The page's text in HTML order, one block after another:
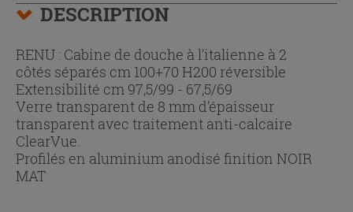
DESCRIPTION
RENU : Cabine de douche à l’italienne à 2
côtés séparés cm 100+70 H200 réversible
Extensibilité cm 97,5/99 - 67,5/69
Verre transparent de 8 mm d’épaisseur
transparent avec traitement anti-calcaire
ClearVue.
Profilés en aluminium anodisé finition NOIR
MAT